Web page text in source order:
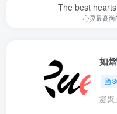
The best
心灵最高尚
如
凝聚